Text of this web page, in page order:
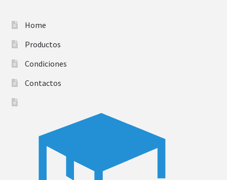
Home
Productos
Condiciones
Contactos